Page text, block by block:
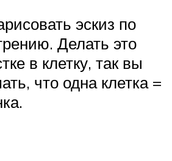
эскиз по
Делать это
в клетку, так вы
что одна клетка =